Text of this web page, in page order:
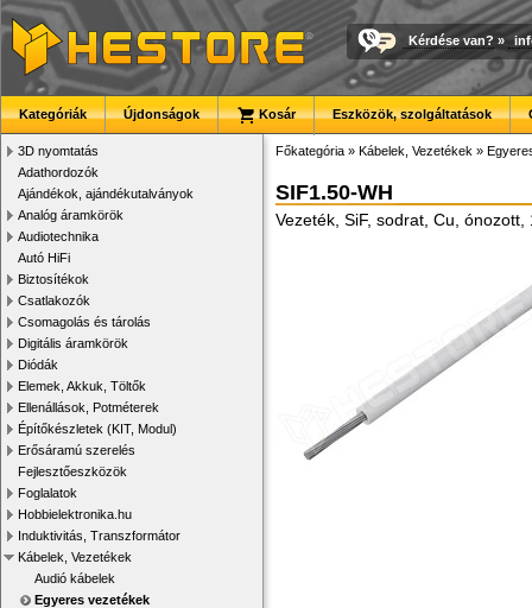
Kérdése van? »
Kategóriák Újdonságok Kosár Eszközök, szolgáltatások
3D nyomtatás
Adathordozók
Ajándékok, ajándékutalványok
Analóg áramkörök
Audiotechnika
Autó HiFi
Biztosítékok
Csatlakozók
Csomagolás és tárolás
Digitális áramkörök
Diódák
Elemek, Akkuk, Töltők
Ellenállások, Potméterek
Építőkészletek (KIT, Modul)
Erősáramú szerelés
Fejlesztőeszközök
Foglalatok
Hobbielektronika.hu
Induktivitás, Transzformátor
Kábelek, Vezetékek
Audió kábelek
Egyeres vezetékek
Főkategória » Kábelek, Vezetékek »
SIF1.50-WH
Vezeték, SiF, sodrat, Cu,